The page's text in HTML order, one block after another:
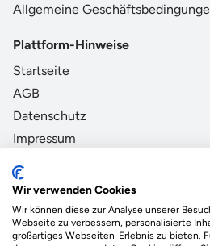
Allgemeine
Plattform-Hinweise
Startseite
AGB
Datenschutz
Impressum
Zahlungsmethoden Partner
Wir verwenden Cookies
Wir können diese zur Analyse unserer
Webseite zu verbessern, personalisierte
großartiges Webseiten-Erlebnis zu bieten.